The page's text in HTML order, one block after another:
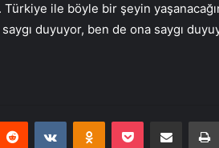
ile böyle bir şeyin
duyuyor, ben de ona saygı
Reddit VKontakteOdnoklassniki
Pocket E-Posta ile paylaş